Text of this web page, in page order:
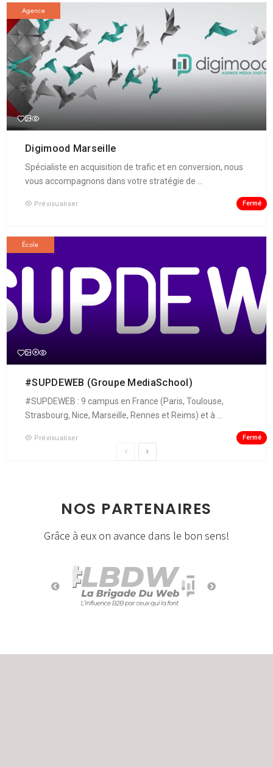
Agence
Digimood Marseille
Spécialiste en acquisition de trafic et en conversion, nous
vous accompagnons dans votre stratégie de ...
Prévisualiser Fermé
École
#SUPDEWEB (Groupe MediaSchool)
#SUPDEWEB : 9 campus en France (Paris, Toulouse,
Strasbourg, Nice, Marseille, Rennes et Reims) et à ...
Prévisualiser Fermé
NOS PARTENAIRES
Grâce à eux on avance dans le bon sens!